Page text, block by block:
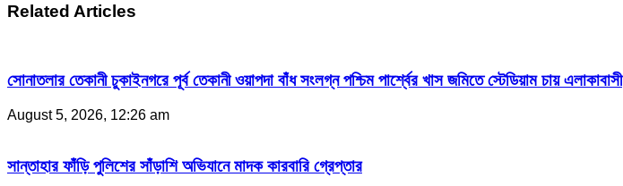
Related Articles
সোনাতলার তেকানী চুকাইনগরে পূর্ব তেকানী ওয়াপদা বাঁধ সংলগ্ন পশ্চিম পার্শ্বের খাস জমিতে স্টেডিয়াম চায় এলাকাবাসী
August 5, 2026, 12:26 am
সান্তাহার ফাঁড়ি পুলিশের সাঁড়াশি অভিযানে মাদক কারবারি গ্রেপ্তার